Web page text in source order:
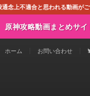
る動画がございましたら
原神攻略動画まとめサイ
ホーム お問い合わせ